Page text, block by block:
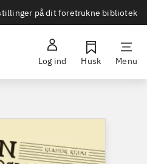
på dit foretrukne bibliotek
Log ind Husk Menu